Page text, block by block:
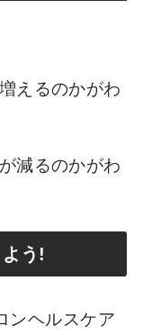
えるのかがわ
減るのかがわ
う!
ンヘルスケア